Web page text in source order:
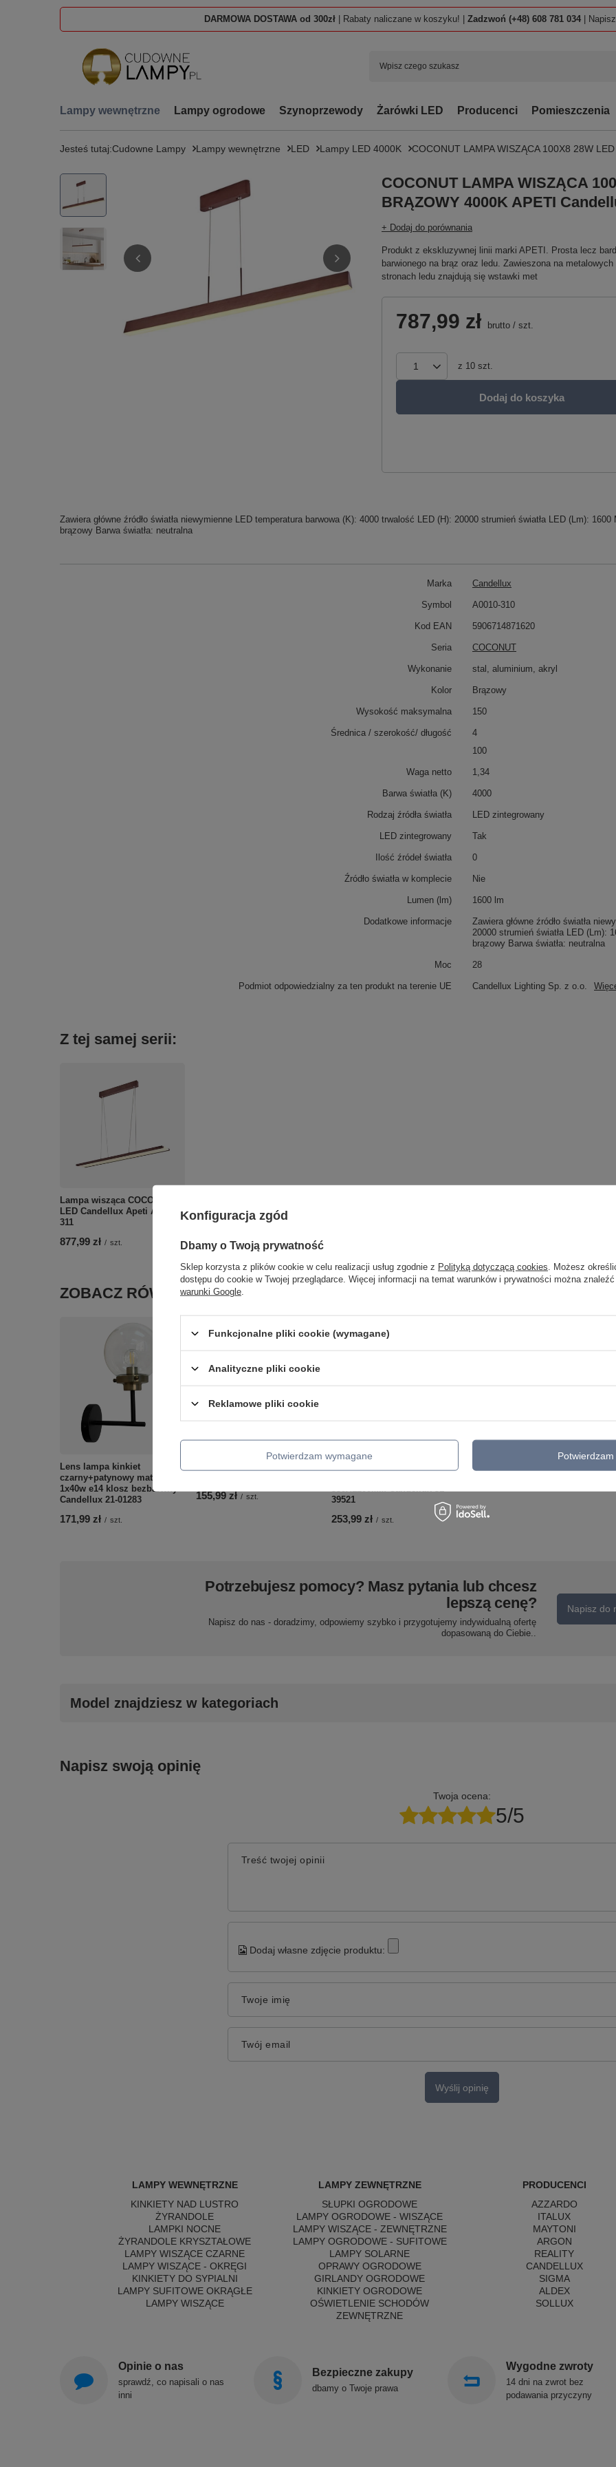
DARMOWA DOSTAWA od 300zł | Rabaty naliczane w koszyku! | Zadzwoń (+48) 608 781 034 |
Lampy wewnętrzne Lampy ogrodowe Szynoprzewody Żarówki LED Producenci Pomieszczenia
Jesteś tutaj:Cudowne Lampy Lampy wewnętrzne LED Lampy LED 4000K COCONUT LAMPA WISZĄCA 100X8 28W
COCONUT LAMPA WISZĄCA
BRĄZOWY 4000K APETI
+ Dodaj do porównania
Produkt z ekskluzywnej linii marki APETI. Prosta lecz
barwionego na brąz oraz ledu. Zawieszona na
stronach ledu znajdują się wstawki met
787,99 zł brutto / szt.
z 10 szt.
Dodaj do koszyka
Zawiera główne źródło światła niewymienne LED temperatura barwowa (K): 4000 trwalość LED (H): 20000 strumień światła LED (Lm):
brązowy Barwa światła: neutralna
Marka Candellux
Podmiot odpowiedzialny za ten produkt na terenie UE Candellux Lighting Sp. z o.o.
Symbol A0010-310
Kod EAN 5906714871620
Seria COCONUT
Wykonanie stal, aluminium, akryl
Kolor Brązowy
Wysokość maksymalna 150
Średnica / szerokość/ długość
4
100
Waga netto 1,34
Barwa światła (K) 4000
Rodzaj źródła światła LED zintegrowany
LED zintegrowany Tak
Ilość źródeł światła 0
Źródło światła w komplecie Nie
Lumen (lm) 1600 lm
Dodatkowe informacje
Zawiera główne źródło światła
20000 strumień światła LED (Lm):
brązowy Barwa światła: neutralna
Moc 28
Z tej samej serii:
Lampa wisząca COCONUT
LED Candellux Apeti A0010-
311
877,99 zł / szt.
ZOBACZ RÓWNIEŻ
Lens lampa kinkiet
czarny+patynowy matowy
1x40w e14 klosz bezbarwny
Candellux 21-01283
171,99 zł / szt.
Udin small lampa wisząca
155,99 zł / szt.
330X1200MM Candellux 31-
39521
253,99 zł / szt.
120,99 zł
Potrzebujesz pomocy? Masz pytania lub chcesz
lepszą cenę?
Napisz do nas - doradzimy, odpowiemy szybko i przygotujemy indywidualną ofertę
dopasowaną do Ciebie..
Napisz do
Model znajdziesz w kategoriach
Napisz swoją opinię
Twoja ocena:
5/5
Treść twojej opinii
Dodaj własne zdjęcie produktu:
Twoje imię
Twój email
Wyślij opinię
LAMPY WEWNĘTRZNE
KINKIETY NAD LUSTRO
ŻYRANDOLE
LAMPKI NOCNE
ŻYRANDOLE KRYSZTAŁOWE
LAMPY WISZĄCE CZARNE
LAMPY WISZĄCE - OKRĘGI
KINKIETY DO SYPIALNI
LAMPY SUFITOWE OKRĄGŁE
LAMPY WISZĄCE
LAMPY ZEWNĘTRZNE
SŁUPKI OGRODOWE
LAMPY OGRODOWE - WISZĄCE
LAMPY WISZĄCE - ZEWNĘTRZNE
LAMPY OGRODOWE - SUFITOWE
LAMPY SOLARNE
OPRAWY OGRODOWE
GIRLANDY OGRODOWE
KINKIETY OGRODOWE
OŚWIETLENIE SCHODÓW
ZEWNĘTRZNE
PRODUCENCI
AZZARDO
ITALUX
MAYTONI
ARGON
REALITY
CANDELLUX
SIGMA
ALDEX
SOLLUX
Opinie o nas
sprawdź, co napisali o nas
inni
Bezpieczne zakupy
dbamy o Twoje prawa
Wygodne zwroty
14 dni na zwrot bez
podawania przyczyny
Konfiguracja zgód
Dbamy o Twoją prywatność
Sklep korzysta z plików cookie w celu realizacji usług zgodnie z Polityką dotyczącą cookies . Możesz
dostępu do cookie w Twojej przeglądarce. Więcej informacji na temat warunków i prywatności można
warunki Google
Funkcjonalne pliki cookie (wymagane)
Analityczne pliki cookie
Reklamowe pliki cookie
Potwierdzam wymagane